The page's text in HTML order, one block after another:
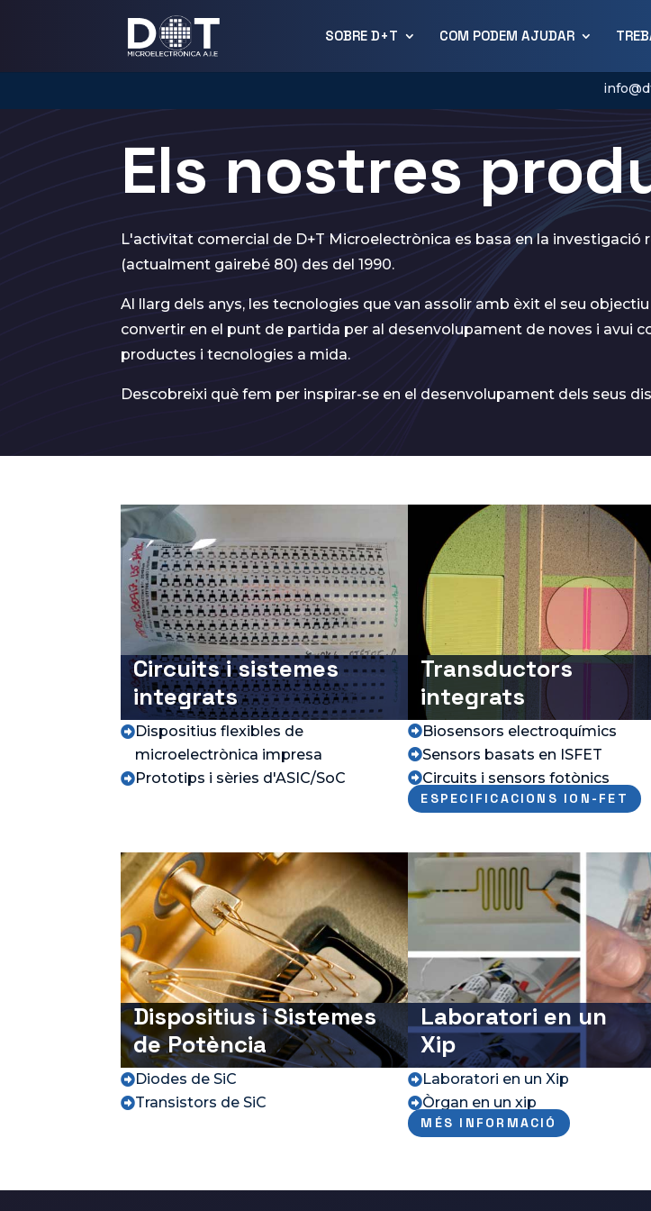
SOBRE D+T COM PODEM AJUDAR
Els nostres
L'activitat comercial de D+T Microelectrònica es basa en la investigació
(actualment gairebé 80) des del 1990.
Al llarg dels anys, les tecnologies que van assolir amb èxit el seu
convertir en el punt de partida per al desenvolupament de noves i avui
productes i tecnologies a mida.
Descobreixi què fem per inspirar-se en el desenvolupament dels seus
Circuits i sistemes
integrats
Dispositius flexibles de
microelectrònica impresa
Prototips i sèries d'ASIC/SoC
Transductors
integrats
Biosensors electroquímics
Sensors basats en ISFET
Circuits i sensors fotònics
ESPECIFICACIONS ION-FET
Dispositius i Sistemes
de Potència
Diodes de SiC
Transistors de SiC
Laboratori en un
Xip
Laboratori en un Xip
Òrgan en un xip
MÉS INFORMACIÓ